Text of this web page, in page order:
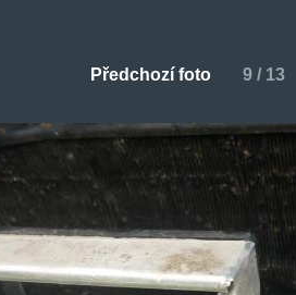
Předchozí foto 9 / 13